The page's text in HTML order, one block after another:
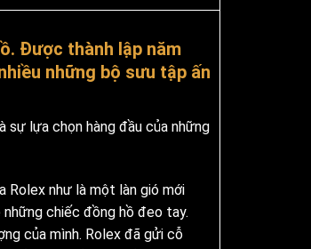
Được thành lập năm
những bộ sưu tập ấn
sự lựa chọn hàng đầu của những
Rolex như là một làn gió mới
chiếc đồng hồ đeo tay.
của mình. Rolex đã gửi cỗ